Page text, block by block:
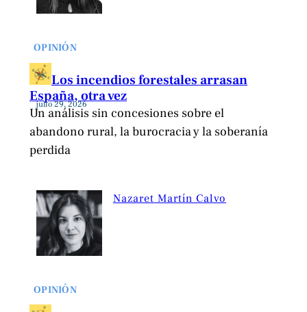
OPINIÓN
Los incendios forestales arrasan
España, otra vez
julio 29, 2026
Un análisis sin concesiones sobre el
abandono rural, la burocracia y la soberanía
perdida
Nazaret Martín Calvo
OPINIÓN